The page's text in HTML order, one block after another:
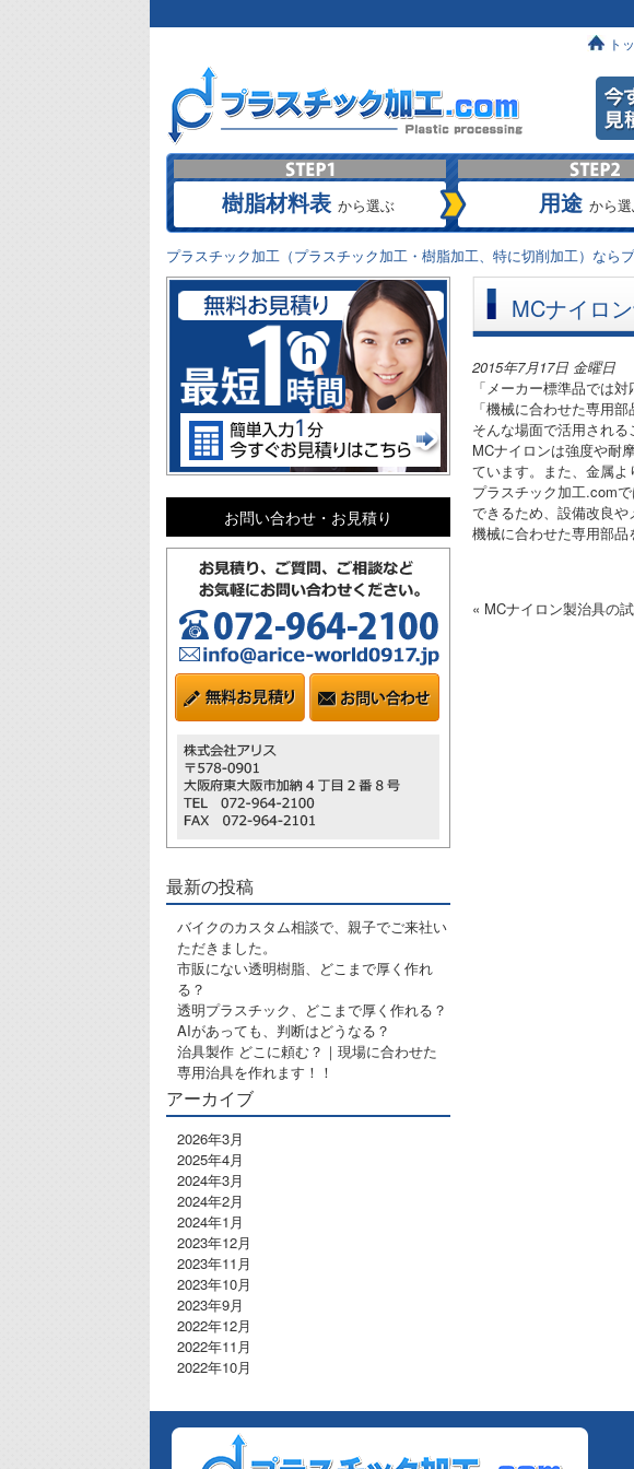
ト
樹脂材料表 から選ぶ 用途 から
プラスチック加工（プラスチック加工・樹脂加工、特に切削加工）なら
MCナイロ
2015年7月17日 金曜日
「メーカー標準品では対
「機械に合わせた専用部
そんな場面で活用される
MCナイロンは強度や耐
ています。また、金属よ
プラスチック加工.com
できるため、設備改良や
機械に合わせた専用部品
« MCナイロン製治具の
お問い合わせ・お見積り
最新の投稿
バイクのカスタム相談で、親子でご来社い
ただきました。
市販にない透明樹脂、どこまで厚く作れ
る？
透明プラスチック、どこまで厚く作れる？
AIがあっても、判断はどうなる？
治具製作 どこに頼む？｜現場に合わせた
専用治具を作れます！！
アーカイブ
2026年3月
2025年4月
2024年3月
2024年2月
2024年1月
2023年12月
2023年11月
2023年10月
2023年9月
2022年12月
2022年11月
2022年10月